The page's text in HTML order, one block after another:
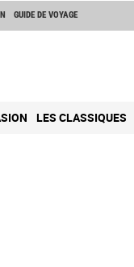
GUIDE DE VOYAGE
LES CLASSIQUES